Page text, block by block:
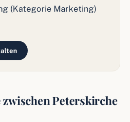
(Kategorie Marketing)
zwischen Peterskirche